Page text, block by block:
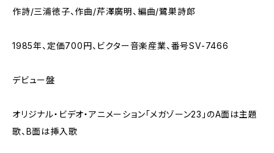
作詩/三浦徳子、作曲/芹澤廣明、編曲/鷺巣詩郎
1985年、定価700円、ビクター音楽産業、番号SV-7466
デビュー盤
オリジナル・ビデオ・アニメーション｢メガゾーン23｣のA面は主題
歌、B面は挿入歌